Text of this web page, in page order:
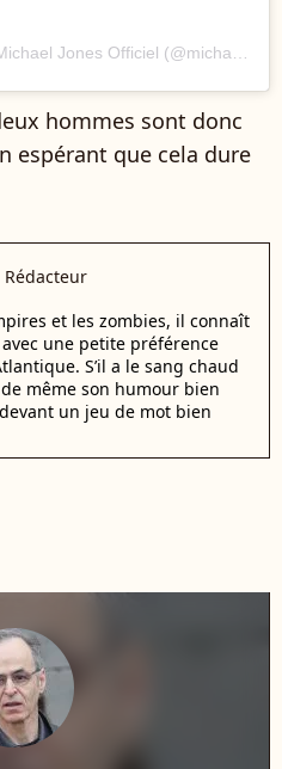
hommes sont donc
espérant que cela dure
Rédacteur
et les zombies, il connaît
une petite préférence
S’il a le sang chaud
même son humour bien
un jeu de mot bien